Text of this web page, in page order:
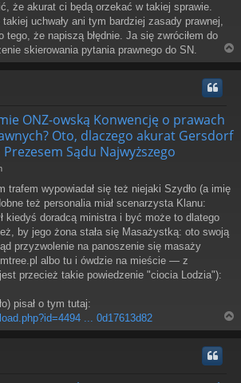
że akurat ci będą orzekać w takiej sprawie.
uchwały ani tym bardziej zasady prawnej,
tego, że napiszą błędnie. Ja się zwróciłem do
skierowania pytania prawnego do SN.
a
ONZ-owską Konwencję o prawach
Oto, dlaczego akurat Gersdorf
Sądu Najwyższego
trafem wypowiadał się też niejaki Szydło (a imię
też personalia miał scenarzysta Klanu:
kiedyś doradcą ministra i być może to dlatego
by jego żona stała się Masażystką: oto swoją
przyzwolenie na panoszenie się masaży
albo tu i ówdzie na mieście — z
przecież takie powiedzenie "ciocia Lodzia"):
pisał o tym tutaj:
... 0d17613d82
a